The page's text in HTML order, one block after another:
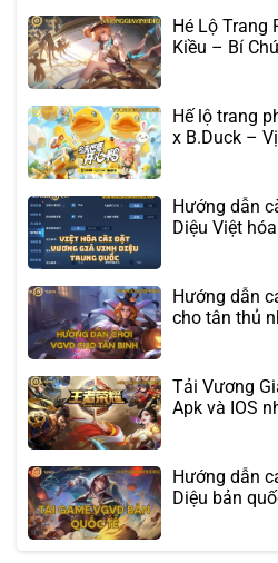
Hé Lộ Trang
Kiều – Bí
Hế lộ trang
x B.Duck –
Hướng dẫn
Diệu Việt
Hướng dẫn
cho tân thủ
Tải Vương
Apk và IOS
Hướng dẫn
Diệu bản